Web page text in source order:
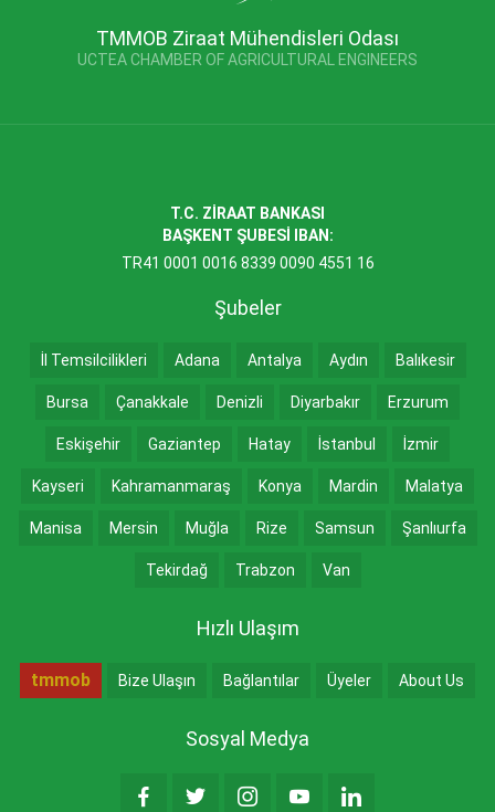
TMMOB Ziraat Mühendisleri Odası
UCTEA CHAMBER OF AGRICULTURAL ENGINEERS
T.C. ZİRAAT BANKASI
BAŞKENT ŞUBESİ IBAN:
TR41 0001 0016 8339 0090 4551 16
Şubeler
İl Temsilcilikleri Adana Antalya Aydın Balıkesir
Bursa Çanakkale Denizli Diyarbakır Erzurum
Eskişehir Gaziantep Hatay İstanbul İzmir
Kayseri Kahramanmaraş Konya Mardin Malatya
Manisa Mersin Muğla Rize Samsun Şanlıurfa
Tekirdağ Trabzon Van
Hızlı Ulaşım
tmmob Bize Ulaşın Bağlantılar Üyeler About Us
Sosyal Medya